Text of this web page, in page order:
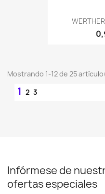
Mostrando 1-12 de 25
1 2 3
Infórmese de
ofertas especiales